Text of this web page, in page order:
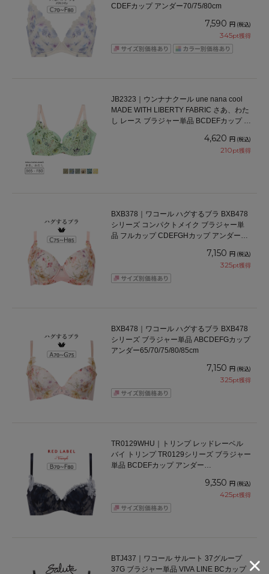
CDEFカップ アンダー70/75/80cm
7,590 円 (税込)
345pt獲得
JB2323｜ウンナナクール une nana cool
MADE WITH LIBERTY FABRIC さあ、わた
し レース ブラジャー単品 BCDEFカップ ア
4,620 円 (税込)
210pt獲得
BXB378｜ワコール ハグするブラ BXB478
シリーズ コンパクトメイク ブラジャー単
品 フルカップ CDEFGHカップ アンダー
7,150 円 (税込)
325pt獲得
BXB478｜ワコール ハグするブラ BXB478
シリーズ ブラジャー単品 ABCDEFGカップ
アンダー65/70/75/80/85cm
7,150 円 (税込)
325pt獲得
TR0129WHU｜トリンプ レッドレーベル
バイ トリンプ TR0129シリーズ ブラジャー
単品 BCDEFカップ アンダー
9,350 円 (税込)
425pt獲得
BTJ437｜ワコール サルート 37グループ
37G ブラジャー単品 VIVA LINE BCカップ